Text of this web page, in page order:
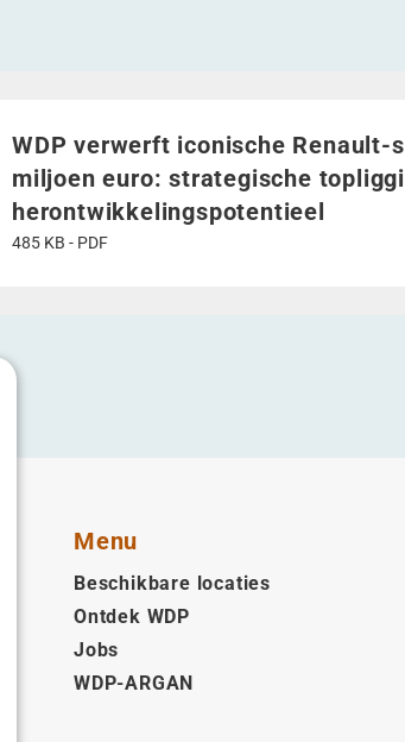
WDP verwerft iconische Renault-
miljoen euro: strategische
herontwikkelingspotentieel
485 KB - PDF
Menu
Beschikbare locaties
Ontdek WDP
Jobs
WDP-ARGAN